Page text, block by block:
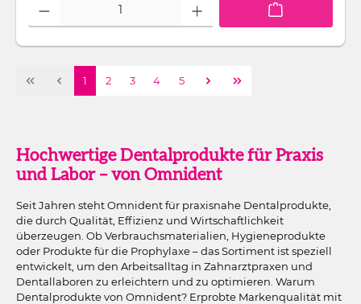
Seite
1 Seite
2 Seite
3 Seite
4 Seite
5
Hochwertige Dentalprodukte für Praxis
und Labor – von Omnident
Seit Jahren steht Omnident für praxisnahe Dentalprodukte,
die durch Qualität, Effizienz und Wirtschaftlichkeit
überzeugen. Ob Verbrauchsmaterialien, Hygieneprodukte
oder Produkte für die Prophylaxe – das Sortiment ist speziell
entwickelt, um den Arbeitsalltag in Zahnarztpraxen und
Dentallaboren zu erleichtern und zu optimieren. Warum
Dentalprodukte von Omnident? Erprobte Markenqualität mit